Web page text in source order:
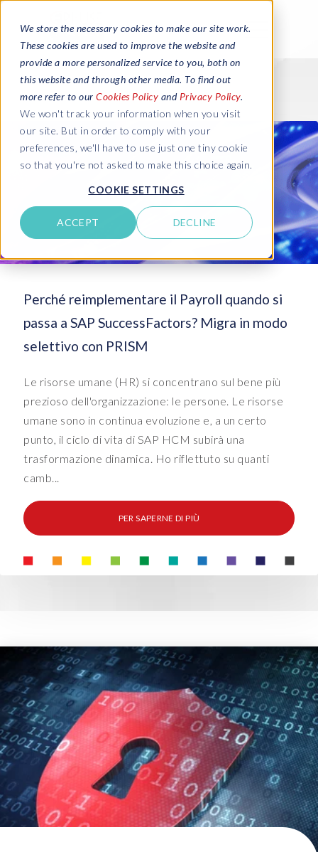
We store the necessary cookies to make our site work.
These cookies are used to improve the website and
provide a more personalized service to you, both on
this website and through other media. To find out
more refer to our Cookies Policy and Privacy Policy.
We won't track your information when you visit
our site. But in order to comply with your
preferences, we'll have to use just one tiny cookie
so that you're not asked to make this choice again.
COOKIE SETTINGS
ACCEPT DECLINE
Perché reimplementare il Payroll quando si
passa a SAP SuccessFactors? Migra in modo
selettivo con PRISM
Le risorse umane (HR) si concentrano sul bene più
prezioso dell'organizzazione: le persone. Le risorse
umane sono in continua evoluzione e, a un certo
punto, il ciclo di vita di SAP HCM subirà una
trasformazione dinamica. Ho riflettuto su quanti
camb...
PER SAPERNE DI PIÙ